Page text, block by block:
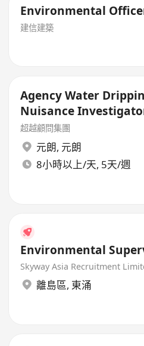
Environmental
建信建築
Agency Water
Nuisance
Long - Government
超越顧問集團
元朗, 元朗
8小時以上/天, 5天/週
Environmental
Skyway Asia Recruitment
離島區, 東涌